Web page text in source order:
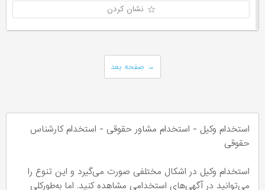
نشان کردن
صفحه بعد →
استخدام وکیل - استخدام مشاور حقوقی - استخدام کارشناس
حقوقی
استخدام وکیل در اشکال مختلفی صورت می‌گیرد و این تنوع را
می‌توانید در آگهی‌های استخدامی مشاهده کنید. اما به‌طورکلی